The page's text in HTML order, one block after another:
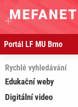
Portál LF MU Brno
Rychlé vyhledávání
Edukační weby
Digitální video